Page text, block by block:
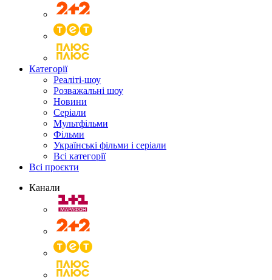
Категорії
Реаліті-шоу
Розважальні шоу
Новини
Серіали
Мультфільми
Фільми
Українські фільми і серіали
Всі категорії
Всі проєкти
Канали